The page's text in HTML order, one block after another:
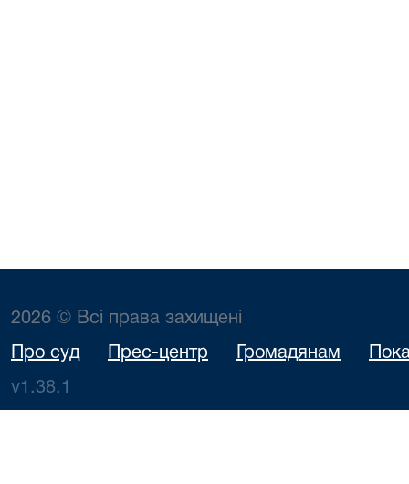
2026 © Всі права захищені
Про суд Прес-центр Громадянам
v1.38.1